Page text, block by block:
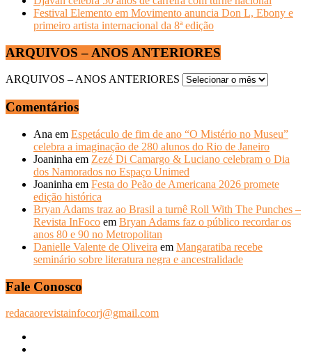
Festival Elemento em Movimento anuncia Don L, Ebony e
primeiro artista internacional da 8ª edição
ARQUIVOS – ANOS ANTERIORES
ARQUIVOS – ANOS ANTERIORES
Comentários
Ana em Espetáculo de fim de ano “O Mistério no Museu”
celebra a imaginação de 280 alunos do Rio de Janeiro
Joaninha em Zezé Di Camargo & Luciano celebram o Dia
dos Namorados no Espaço Unimed
Joaninha em Festa do Peão de Americana 2026 promete
edição histórica
Bryan Adams traz ao Brasil a turnê Roll With The Punches –
Revista InFoco em Bryan Adams faz o público recordar os
anos 80 e 90 no Metropolitan
Danielle Valente de Oliveira em Mangaratiba recebe
seminário sobre literatura negra e ancestralidade
Fale Conosco
redacaorevistainfocorj@gmail.com